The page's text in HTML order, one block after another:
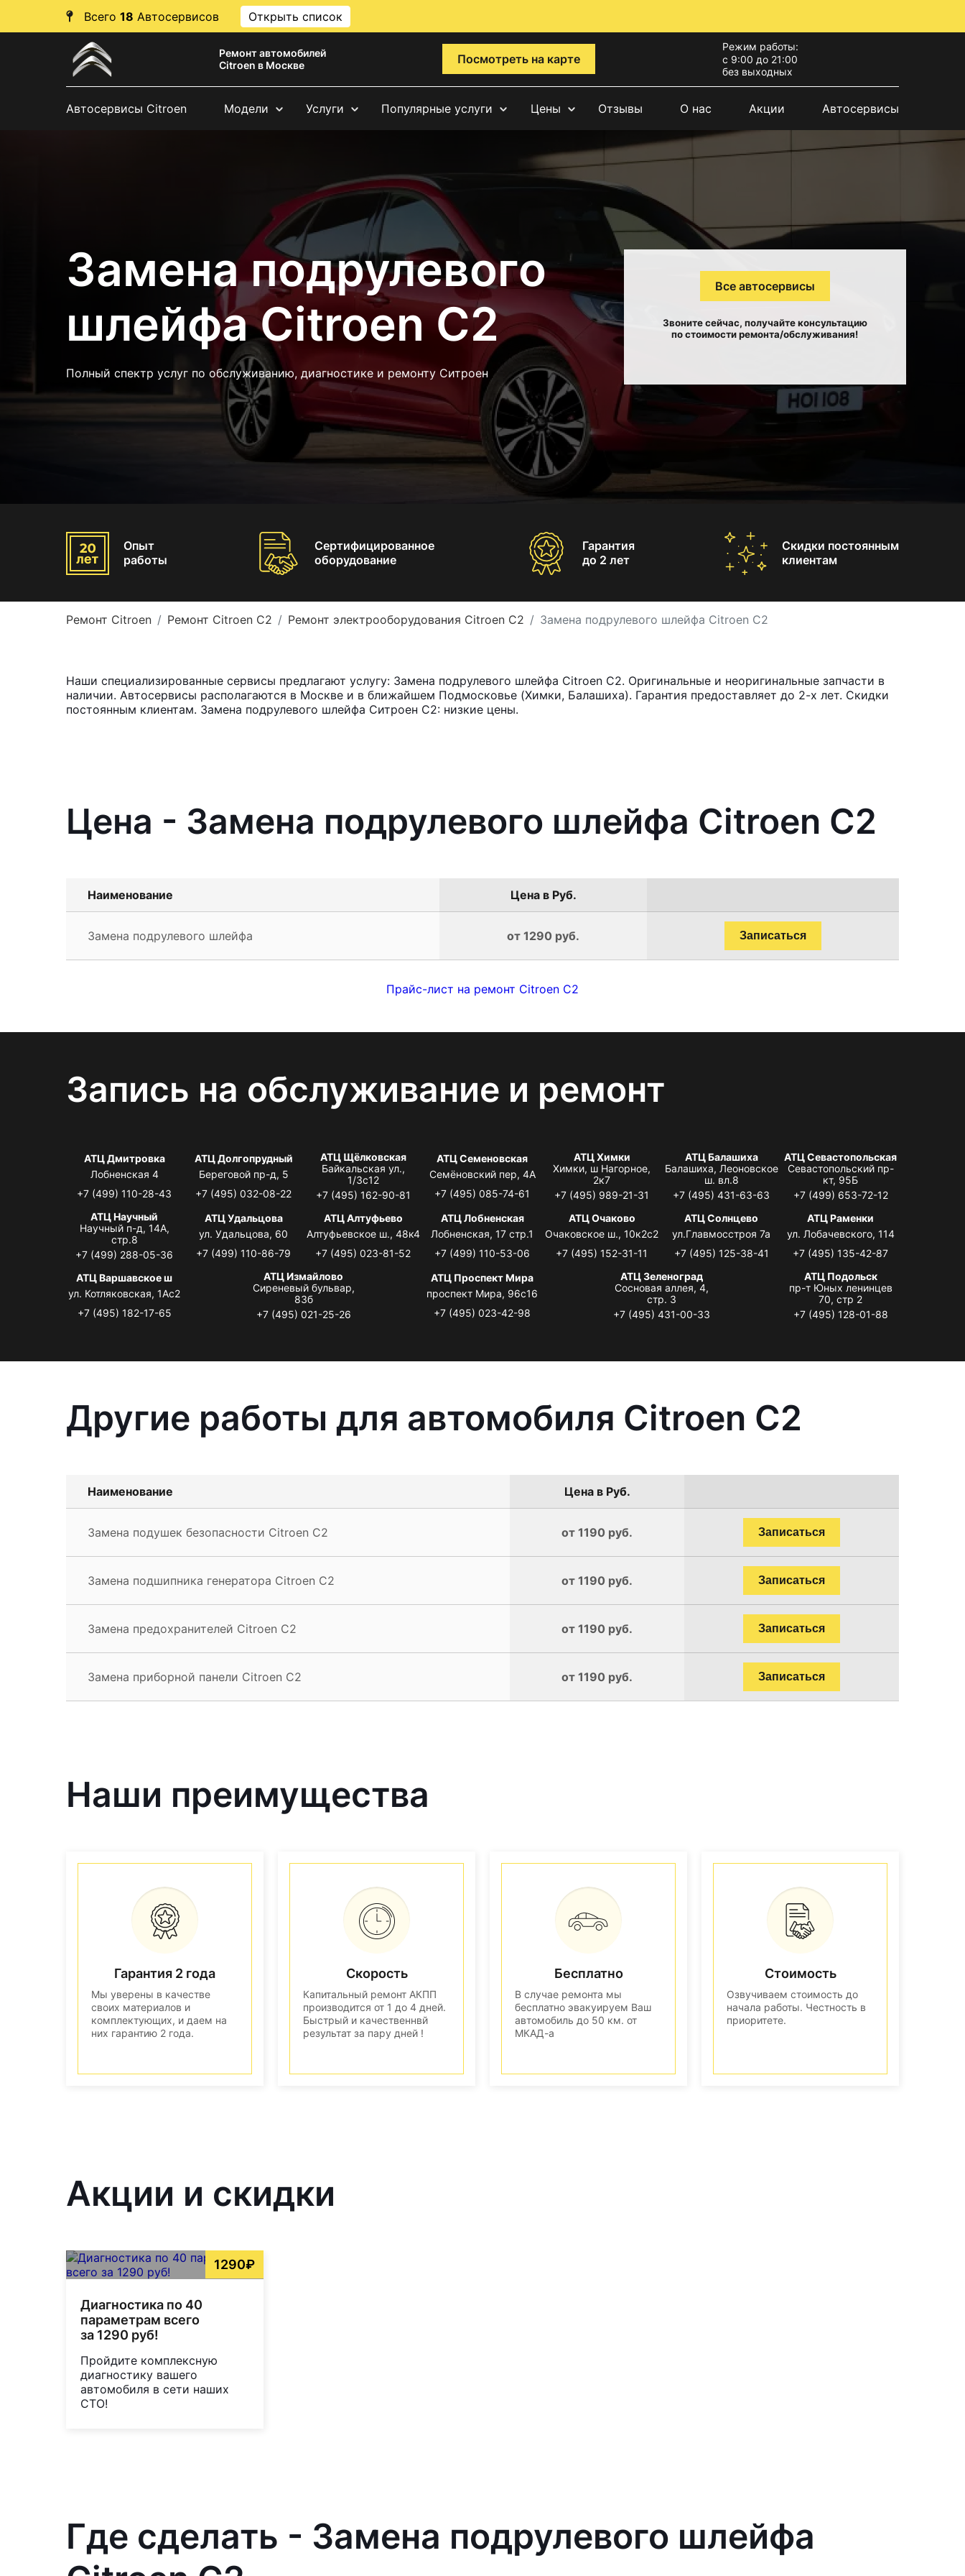
Всего 18 Автосервисов Открыть список
Ремонт автомобилей
Citroen в Москве
Посмотреть на карте
Режим работы:
с 9:00 до 21:00
без выходных
Автосервисы Citroen Модели Услуги Популярные услуги Цены Отзывы О нас Акции Автосервисы
Замена подрулевого
шлейфа Citroen C2
Полный спектр услуг по обслуживанию, диагностике и ремонту Ситроен
Все автосервисы
Звоните сейчас, получайте консультацию
по стоимости ремонта/обслуживания!
Опыт
работы
Сертифицированное
оборудование
Гарантия
до 2 лет
Скидки постоянным
клиентам
Ремонт Citroen Ремонт Citroen C2 Ремонт электрооборудования Citroen C2 Замена подрулевого шлейфа Citroen C2
Наши специализированные сервисы предлагают услугу: Замена подрулевого шлейфа Citroen C2. Оригинальные и неоригинальные запчасти в
наличии. Автосервисы располагаются в Москве и в ближайшем Подмосковье (Химки, Балашиха). Гарантия предоставляет до 2-х лет. Скидки
постоянным клиентам. Замена подрулевого шлейфа Ситроен С2: низкие цены.
Цена - Замена подрулевого шлейфа Citroen C2
Наименование Цена в Руб.
Замена подрулевого шлейфа от 1290 руб. Записаться
Прайс-лист на ремонт Citroen C2
Запись на обслуживание и ремонт
АТЦ Дмитровка
Лобненская 4
+7 (499) 110-28-43
АТЦ Долгопрудный
Береговой пр-д, 5
+7 (495) 032-08-22
АТЦ Щёлковская
Байкальская ул.,
1/3с12
+7 (495) 162-90-81
АТЦ Семеновская
Семёновский пер, 4А
+7 (495) 085-74-61
АТЦ Химки
Химки, ш Нагорное,
2к7
+7 (495) 989-21-31
АТЦ Балашиха
Балашиха, Леоновское
ш. вл.8
+7 (495) 431-63-63
АТЦ Севастопольская
Севастопольский пр-
кт, 95Б
+7 (499) 653-72-12
АТЦ Научный
Научный п-д, 14А,
стр.8
+7 (499) 288-05-36
АТЦ Удальцова
ул. Удальцова, 60
+7 (499) 110-86-79
АТЦ Алтуфьево
Алтуфьевское ш., 48к4
+7 (495) 023-81-52
АТЦ Лобненская
Лобненская, 17 стр.1
+7 (499) 110-53-06
АТЦ Очаково
Очаковское ш., 10к2с2
+7 (495) 152-31-11
АТЦ Солнцево
ул.Главмосстроя 7а
+7 (495) 125-38-41
АТЦ Раменки
ул. Лобачевского, 114
+7 (495) 135-42-87
АТЦ Варшавское ш
ул. Котляковская, 1Ас2
+7 (495) 182-17-65
АТЦ Измайлово
Сиреневый бульвар,
83б
+7 (495) 021-25-26
АТЦ Проспект Мира
проспект Мира, 96с16
+7 (495) 023-42-98
АТЦ Зеленоград
Сосновая аллея, 4,
стр. 3
+7 (495) 431-00-33
АТЦ Подольск
пр-т Юных ленинцев
70, стр 2
+7 (495) 128-01-88
Другие работы для автомобиля Citroen C2
Наименование Цена в Руб.
Замена подушек безопасности Citroen C2 от 1190 руб. Записаться
Замена подшипника генератора Citroen C2 от 1190 руб. Записаться
Замена предохранителей Citroen C2 от 1190 руб. Записаться
Замена приборной панели Citroen C2 от 1190 руб. Записаться
Наши преимущества
Гарантия 2 года
Мы уверены в качестве
своих материалов и
комплектующих, и даем на
них гарантию 2 года.
Скорость
Капитальный ремонт АКПП
производится от 1 до 4 дней.
Быстрый и качественнвй
результат за пару дней !
Бесплатно
В случае ремонта мы
бесплатно эвакуируем Ваш
автомобиль до 50 км. от
МКАД-а
Стоимость
Озвучиваем стоимость до
начала работы. Честность в
приоритете.
Акции и скидки
1290₽
Диагностика по 40
параметрам всего
за 1290 руб!
Пройдите комплексную
диагностику вашего
автомобиля в сети наших
СТО!
Где сделать - Замена подрулевого шлейфа